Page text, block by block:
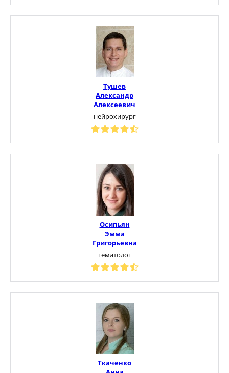
Тушев
Александр
Алексеевич
нейрохирург
Осипьян
Эмма
Григорьевна
гематолог
Ткаченко